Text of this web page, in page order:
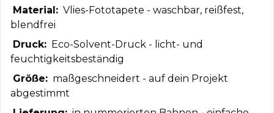
Material: Vlies-Fototapete - waschbar, reißfest,
blendfrei
Druck: Eco-Solvent-Druck - licht- und
feuchtigkeitsbeständig
Größe: maßgeschneidert - auf dein Projekt
abgestimmt